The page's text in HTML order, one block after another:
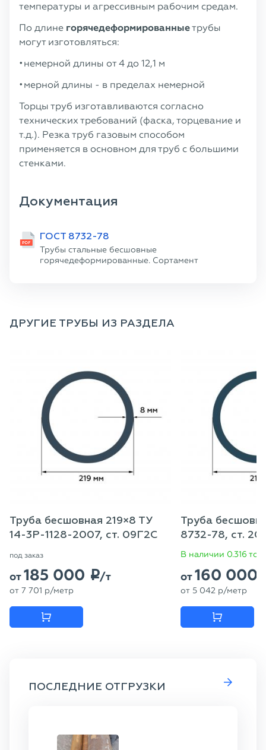
температуры и агрессивным рабочим средам.
По длине горячедеформированныетрубы
могут изготовляться:
немерной длины от 4 до 12,1 м
мерной длины - в пределах немерной
Торцы труб изготавливаются согласно
технических требований (фаска, торцевание и
т.д.). Резка труб газовым способом
применяется в основном для труб с большими
стенками.
Документация
ГОСТ 8732-78
Трубы стальные бесшовные
горячедеформированные. Сортамент
ДРУГИЕ ТРУБЫ ИЗ РАЗДЕЛА
Труба бесшовная 219×8 ТУ
14-3Р-1128-2007, ст. 09Г2С
под заказ
от185 000 p/т
от 7 701 p/метр
Труба
8732-78, ст. 20
В наличии 0.316
от160 000
от 5 042 p/метр
ПОСЛЕДНИЕ ОТГРУЗКИ